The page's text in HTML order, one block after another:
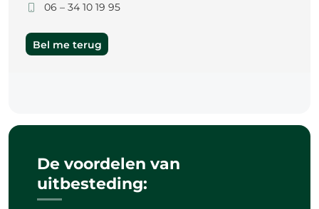
06 – 34 10 19 95
Bel me terug
De voordelen van
uitbesteding: